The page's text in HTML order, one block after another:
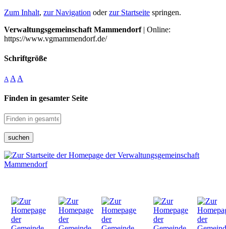
Zum Inhalt, zur Navigation oderzur Startseite springen.
Verwaltungsgemeinschaft Mammendorf| Online:
https://www.vgmammendorf.de/
Schriftgröße
A A A
Finden in gesamter Seite
suchen